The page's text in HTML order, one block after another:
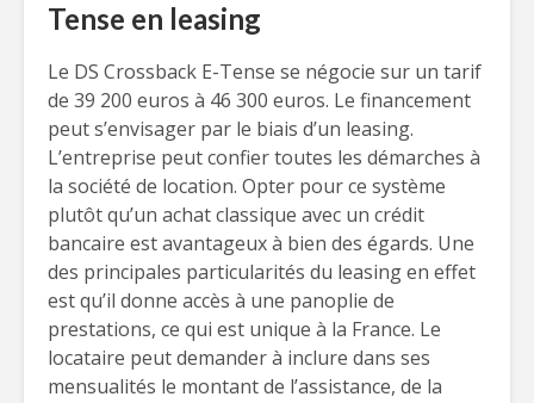
Tense en leasing
Le DS Crossback E-Tense se négocie sur un tarif
de 39 200 euros à 46 300 euros. Le financement
peut s’envisager par le biais d’un leasing.
L’entreprise peut confier toutes les démarches à
la société de location. Opter pour ce système
plutôt qu’un achat classique avec un crédit
bancaire est avantageux à bien des égards. Une
des principales particularités du leasing en effet
est qu’il donne accès à une panoplie de
prestations, ce qui est unique à la France. Le
locataire peut demander à inclure dans ses
mensualités le montant de l’assistance, de la